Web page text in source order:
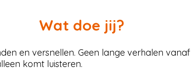
Wat doe jij?
en versnellen. Geen lange verhalen
komt luisteren.